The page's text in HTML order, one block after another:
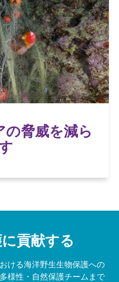
の脅威を減ら
の脅威を減ら
ーンは、追跡調査によっ
ログラムや、ゴーストギ
めの組織を支援すること
減に持続的な影響を与え
できる。
・ソリューショ
ン
貢献する
ける海洋野生生物保護への
様性・自然保護チームまで